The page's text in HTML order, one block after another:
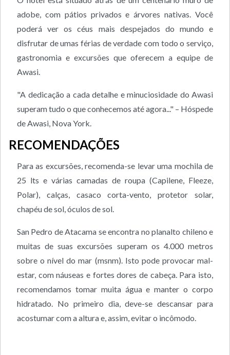
adobe, com pátios privados e árvores nativas. Você
poderá ver os céus mais despejados do mundo e
disfrutar de umas férias de verdade com todo o serviço,
gastronomia e excursões que oferecem a equipe de
Awasi.
"A dedicação a cada detalhe e minuciosidade do Awasi
superam tudo o que conhecemos até agora..." – Hóspede
de Awasi, Nova York.
RECOMENDAÇÕES
Para as excursões, recomenda-se levar uma mochila de
25 lts e várias camadas de roupa (Capilene, Fleeze,
Polar), calças, casaco corta-vento, protetor solar,
chapéu de sol, óculos de sol.
San Pedro de Atacama se encontra no planalto chileno e
muitas de suas excursões superam os 4.000 metros
sobre o nível do mar (msnm). Isto pode provocar mal-
estar, com náuseas e fortes dores de cabeça. Para isto,
recomendamos tomar muita água e manter o corpo
hidratado. No primeiro dia, deve-se descansar para
acostumar com a altura e, assim, evitar o incômodo.